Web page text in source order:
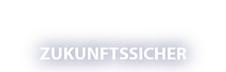
ZUKUNFTSSICHER